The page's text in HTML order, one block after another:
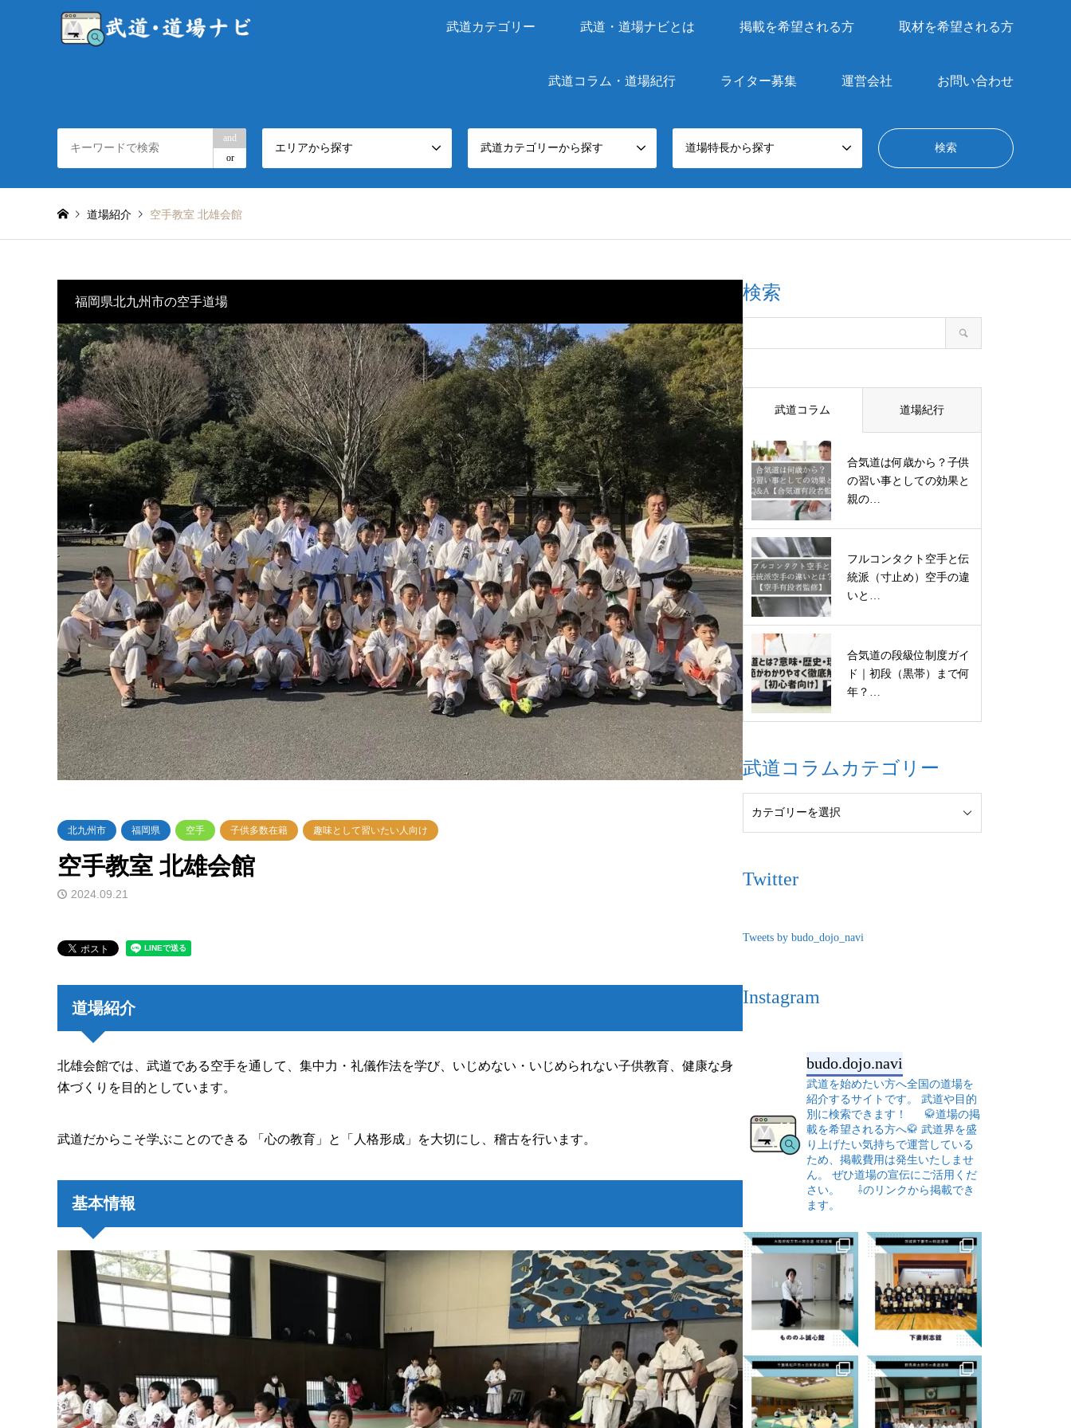
武道カテゴリー 武道・道場ナビとは 掲載を希望される方 取材を希望される方
武道コラム・道場紀行 ライター募集 運営会社 お問い合わせ
and
or
エリアから探す 武道カテゴリーから探す 道場特長から探す
道場紹介 空手教室 北雄会館
福岡県北九州市の空手道場
北九州市 福岡県 空手 子供多数在籍 趣味として習いたい人向け
空手教室 北雄会館
2024.09.21
道場紹介
北雄会館では、武道である空手を通して、集中力・礼儀作法を学び、いじめない・いじめられない子供教育、健康な身
体づくりを目的としています。
武道だからこそ学ぶことのできる 「心の教育」と「人格形成」を大切にし、稽古を行います。
基本情報
検索
武道コラム 道場紀行
合気道は何歳から？子供
の習い事としての効果と
親の…
フルコンタクト空手と伝
統派（寸止め）空手の違
いと…
合気道の段級位制度ガイ
ド｜初段（黒帯）まで何
年？…
武道コラムカテゴリー
Twitter
Tweets by budo_dojo_navi
Instagram
budo.dojo.navi
武道を始めたい方へ全国の道場を
紹介するサイトです。
武道や目的
別に検索できます！
🥋道場の掲
載を希望される方へ🥋 武道界を盛
り上げたい気持ちで運営している
ため、掲載費用は発生いたしませ
ん。
ぜひ道場の宣伝にご活用くだ
さい。
⇩のリンクから掲載でき
ます。